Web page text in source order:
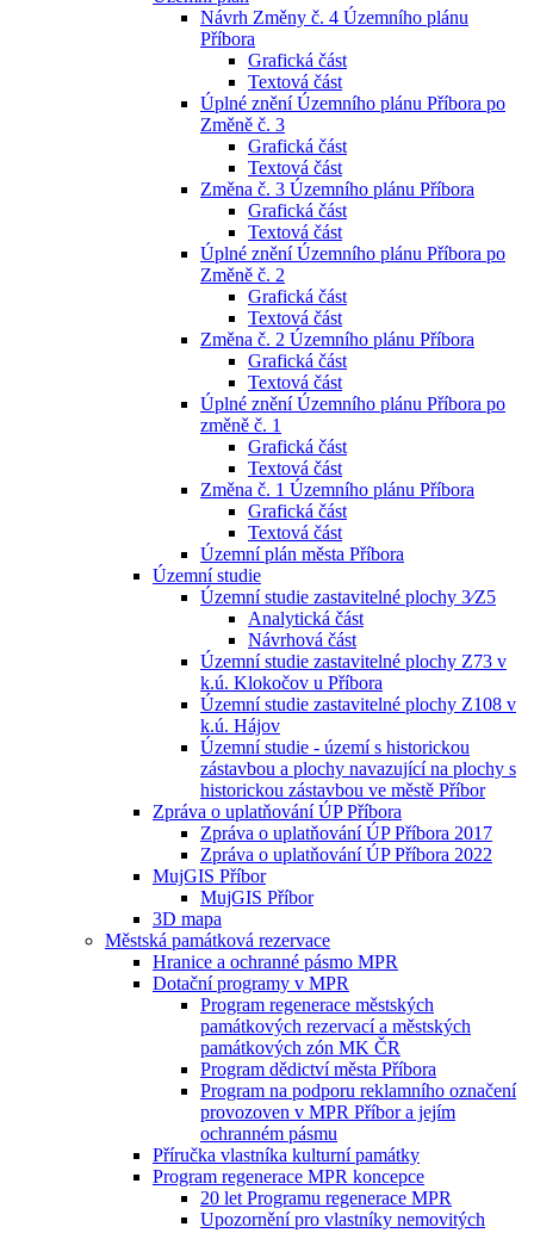
Návrh Změny č. 4 Územního plánu
Příbora
Grafická část
Textová část
Úplné znění Územního plánu Příbora po
Změně č. 3
Grafická část
Textová část
Změna č. 3 Územního plánu Příbora
Grafická část
Textová část
Úplné znění Územního plánu Příbora po
Změně č. 2
Grafická část
Textová část
Změna č. 2 Územního plánu Příbora
Grafická část
Textová část
Úplné znění Územního plánu Příbora po
změně č. 1
Grafická část
Textová část
Změna č. 1 Územního plánu Příbora
Grafická část
Textová část
Územní plán města Příbora
Územní studie
Územní studie zastavitelné plochy 3⁄Z5
Analytická část
Návrhová část
Územní studie zastavitelné plochy Z73 v
k.ú. Klokočov u Příbora
Územní studie zastavitelné plochy Z108 v
k.ú. Hájov
Územní studie - území s historickou
zástavbou a plochy navazující na plochy s
historickou zástavbou ve městě Příbor
Zpráva o uplatňování ÚP Příbora
Zpráva o uplatňování ÚP Příbora 2017
Zpráva o uplatňování ÚP Příbora 2022
MujGIS Příbor
MujGIS Příbor
3D mapa
Městská památková rezervace
Hranice a ochranné pásmo MPR
Dotační programy v MPR
Program regenerace městských
památkových rezervací a městských
památkových zón MK ČR
Program dědictví města Příbora
Program na podporu reklamního označení
provozoven v MPR Příbor a jejím
ochranném pásmu
Příručka vlastníka kulturní památky
Program regenerace MPR koncepce
20 let Programu regenerace MPR
Upozornění pro vlastníky nemovitých